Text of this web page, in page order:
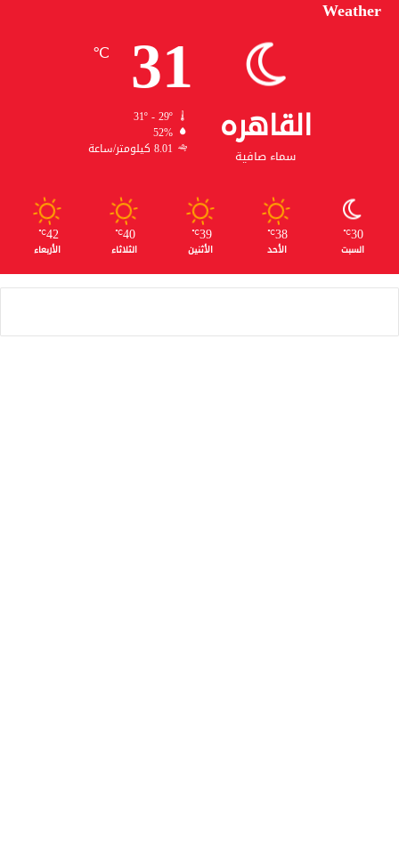
Weather
القاهره
سماء صافية
31
℃
31º - 29º
52%
8.01 كيلومتر/ساعة
30
℃
السبت
38
℃
الأحد
39
℃
الأثنين
40
℃
الثلاثاء
42
℃
الأربعاء